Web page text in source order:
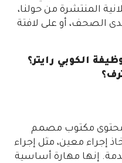
المنتشرة من حولنا،
الصحف، أو على لافتة
الكوبي رايتر؟
محتوى مكتوب مصمم
إجراء معين، مثل إجراء
إنها مهارة أساسية